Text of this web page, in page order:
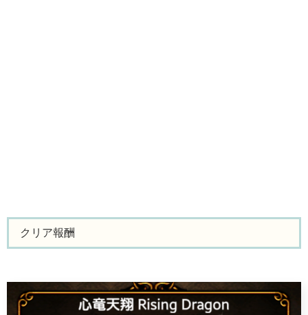
クリア報酬